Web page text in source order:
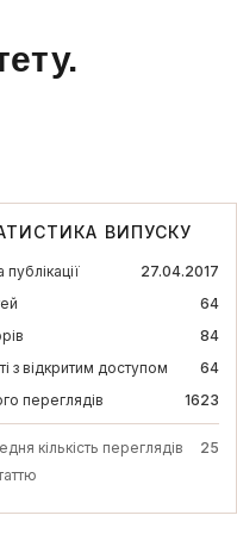
ВИПУСКУ
публікації
27.04.2017
64
84
з відкритим доступом
64
переглядів
1623
кількість переглядів
25